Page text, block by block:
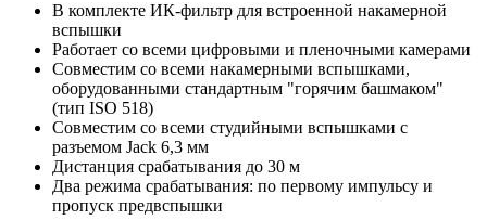
В комплекте ИК-фильтр для встроенной накамерной
вспышки
Работает со всеми цифровыми и пленочными камерами
Совместим со всеми накамерными вспышками,
оборудованными стандартным "горячим башмаком"
(тип ISO 518)
Совместим со всеми студийными вспышками с
разъемом Jack 6,3 мм
Дистанция срабатывания до 30 м
Два режима срабатывания: по первому импульсу и
пропуск предвспышки